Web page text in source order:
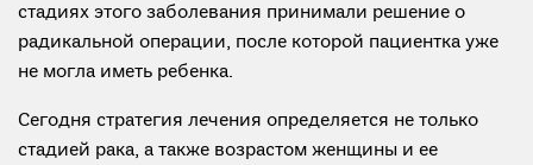
стадиях этого заболевания принимали решение о
радикальной операции, после которой пациентка уже
не могла иметь ребенка.
Сегодня стратегия лечения определяется не только
стадией рака, а также возрастом женщины и ее